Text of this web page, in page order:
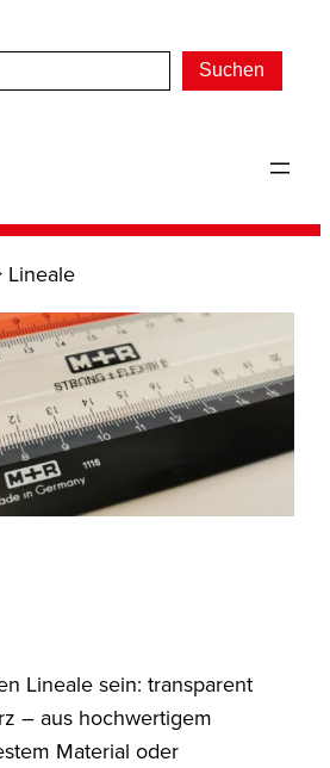
Suchen
Lineale
Lineale sein: transparent
– aus hochwertigem
Material oder